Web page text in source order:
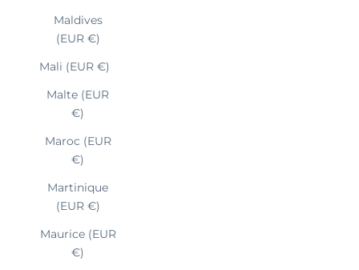
Maldives
(EUR €)
Mali (EUR €)
Malte (EUR
€)
Maroc (EUR
€)
Martinique
(EUR €)
Maurice (EUR
€)